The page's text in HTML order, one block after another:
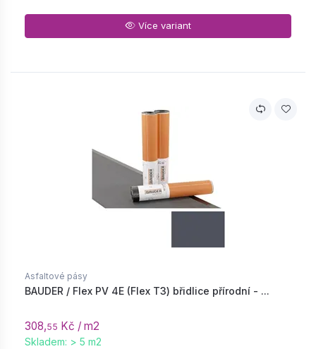
Více variant
Asfaltové pásy
BAUDER / Flex PV 4E (Flex T3) břidlice přírodní - ...
308,55 Kč / m2
Skladem: > 5 m2